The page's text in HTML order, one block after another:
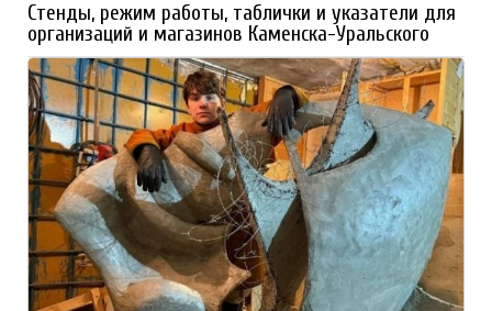
Стенды, режим работы, таблички и указатели для
организаций и магазинов Каменска-Уральского